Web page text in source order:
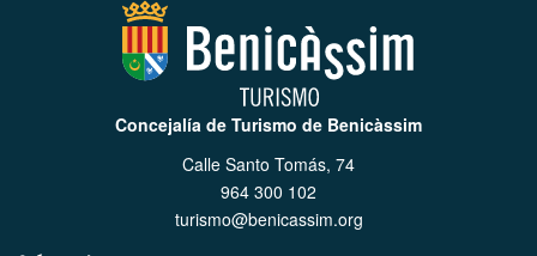
Concejalía de Turismo de Benicàssim
Calle Santo Tomás, 74
964 300 102
turismo@benicassim.org